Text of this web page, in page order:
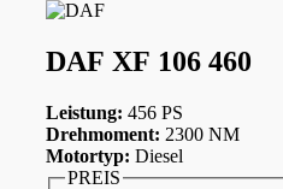
DAF XF 106 460
Leistung: 456 PS
Drehmoment: 2300 NM
Motortyp: Diesel
PREIS